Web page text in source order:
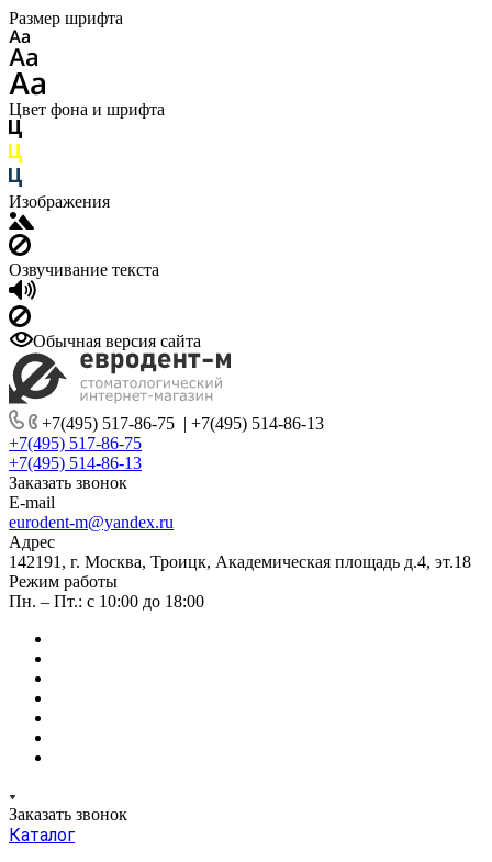
Размер шрифта
Цвет фона и шрифта
Изображения
Озвучивание текста
Обычная версия сайта
+7(495) 517-86-75 | +7(495) 514-86-13
+7(495) 517-86-75
+7(495) 514-86-13
Заказать звонок
E-mail
eurodent-m@yandex.ru
Адрес
142191, г. Москва, Троицк, Академическая площадь д.4, эт.18
Режим работы
Пн. – Пт.: с 10:00 до 18:00
Заказать звонок
Каталог